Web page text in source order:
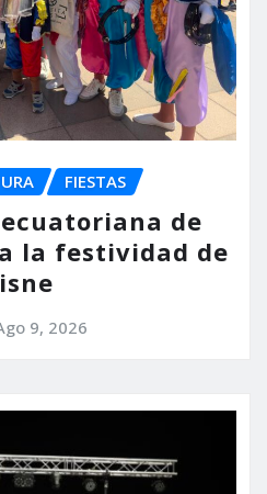
FIESTAS
de
la festividad de
9, 2026